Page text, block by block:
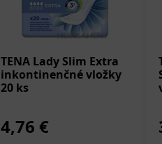
TENA Lady Slim Extra
inkontinenčné vložky
20 ks
4,76 €